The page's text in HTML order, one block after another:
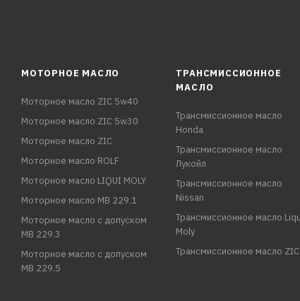
МОТОРНОЕ МАСЛО
Моторное масло ZIC 5w40
Моторное масло ZIC 5w30
Моторное масло ZIC
Моторное масло ROLF
Моторное масло LIQUI MOLY
Моторное масло MB 229.1
Моторное масло с допуском
MB 229.3
Моторное масло с допуском
MB 229.5
ТРАНСМИССИОННОЕ
МАСЛО
Трансмиссионное масло
Honda
Трансмиссионное масло
Лукойл
Трансмиссионное масло
Nissan
Трансмиссионное масло
Moly
Трансмиссионное масло ZIC